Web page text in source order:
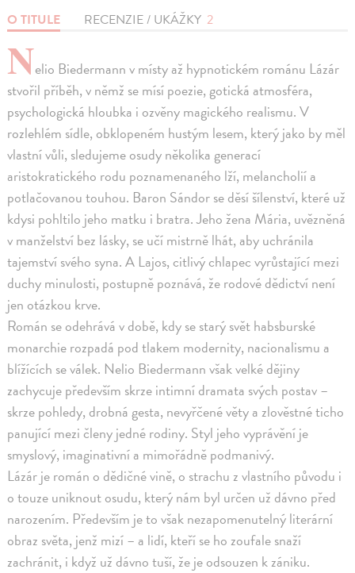
O TITULE RECENZIE / UKÁŽKY 2
Nelio Biedermann v místy až hypnotickém románu Lázár
stvořil příběh, v němž se mísí poezie, gotická atmosféra,
psychologická hloubka i ozvěny magického realismu. V
rozlehlém sídle, obklopeném hustým lesem, který jako by měl
vlastní vůli, sledujeme osudy několika generací
aristokratického rodu poznamenaného lží, melancholií a
potlačovanou touhou. Baron Sándor se děsí šílenství, které už
kdysi pohltilo jeho matku i bratra. Jeho žena Mária, uvězněná
v manželství bez lásky, se učí mistrně lhát, aby uchránila
tajemství svého syna. A Lajos, citlivý chlapec vyrůstající mezi
duchy minulosti, postupně poznává, že rodové dědictví není
jen otázkou krve.
Román se odehrává v době, kdy se starý svět habsburské
monarchie rozpadá pod tlakem modernity, nacionalismu a
blížících se válek. Nelio Biedermann však velké dějiny
zachycuje především skrze intimní dramata svých postav –
skrze pohledy, drobná gesta, nevyřčené věty a zlověstné ticho
panující mezi členy jedné rodiny. Styl jeho vyprávění je
smyslový, imaginativní a mimořádně podmanivý.
Lázár je román o dědičné vině, o strachu z vlastního původu i
o touze uniknout osudu, který nám byl určen už dávno před
narozením. Především je to však nezapomenutelný literární
obraz světa, jenž mizí – a lidí, kteří se ho zoufale snaží
zachránit, i když už dávno tuší, že je odsouzen k zániku.